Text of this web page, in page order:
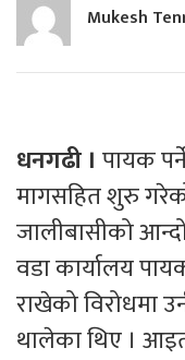
Mukesh
धनगढी । पायक
मागसहित शुरु
जालीबासीको
वडा कार्यालय
राखेको विरोधमा
थालेका थिए ।